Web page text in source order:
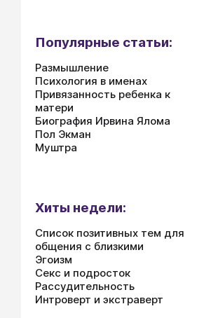
Популярные статьи:
Размышление
Психология в именах
Привязанность ребенка к
матери
Биография Ирвина Ялома
Пол Экман
Муштра
Хиты недели:
Список позитивных тем для
общения с близкими
Эгоизм
Секс и подросток
Рассудительность
Интроверт и экстраверт